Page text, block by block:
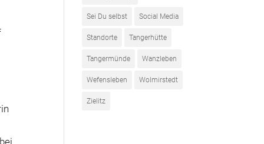
Sei Du selbst Social Media
Standorte Tangerhütte
Tangermünde Wanzleben
Wefensleben Wolmirstedt
Zielitz